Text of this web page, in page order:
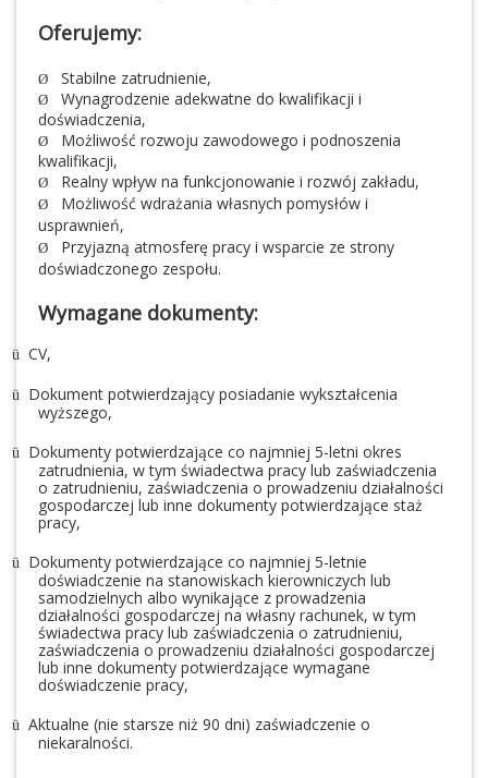
Oferujemy:
Ø Stabilne zatrudnienie,
Ø
Wynagrodzenie adekwatne do kwalifikacji i
doświadczenia,
Ø
Możliwość rozwoju zawodowego i podnoszenia
kwalifikacji,
Ø Realny wpływ na funkcjonowanie i rozwój zakładu,
Ø
Możliwość wdrażania własnych pomysłów i
usprawnień,
Ø
Przyjazną atmosferę pracy i wsparcie ze strony
doświadczonego zespołu.
Wymagane dokumenty:
ü CV,
ü Dokument potwierdzający posiadanie wykształcenia
wyższego,
ü Dokumenty potwierdzające co najmniej 5-letni okres
zatrudnienia, w tym świadectwa pracy lub zaświadczenia
o zatrudnieniu, zaświadczenia o prowadzeniu działalności
gospodarczej lub inne dokumenty potwierdzające staż
pracy,
ü Dokumenty potwierdzające co najmniej 5-letnie
doświadczenie na stanowiskach kierowniczych lub
samodzielnych albo wynikające z prowadzenia
działalności gospodarczej na własny rachunek, w tym
świadectwa pracy lub zaświadczenia o zatrudnieniu,
zaświadczenia o prowadzeniu działalności gospodarczej
lub inne dokumenty potwierdzające wymagane
doświadczenie pracy,
ü Aktualne (nie starsze niż 90 dni) zaświadczenie o
niekaralności.